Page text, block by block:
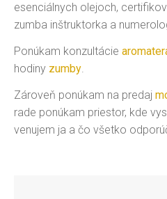
esenciálnych olejoch,
zumba inštruktorka a
Ponúkam konzultácie
hodiny zumby.
Zároveň ponúkam na predaj
rade ponúkam priestor, kde
venujem ja a čo všetko